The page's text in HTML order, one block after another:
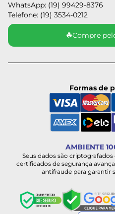
WhatsApp: (19) 99429-8376
Telefone: (19) 3534-0212
☘Compre
Formas de
AMBIENTE
Seus dados são
certificados de segurança
antifraude para garantir